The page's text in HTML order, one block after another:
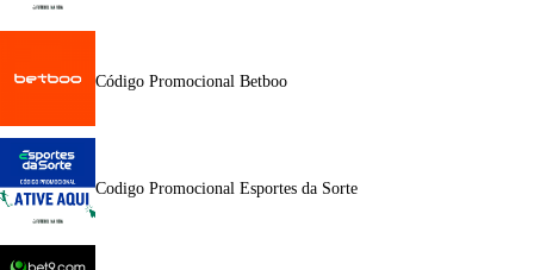
Código Promocional Betboo
Codigo Promocional Esportes da Sorte